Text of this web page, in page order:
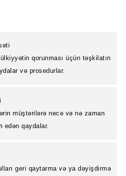
qorunması üçün təşkilatın
və prosedurlar.
müştərilərə necə və nə zaman
edən qaydalar.
geri qaytarma və ya dəyişdirmə